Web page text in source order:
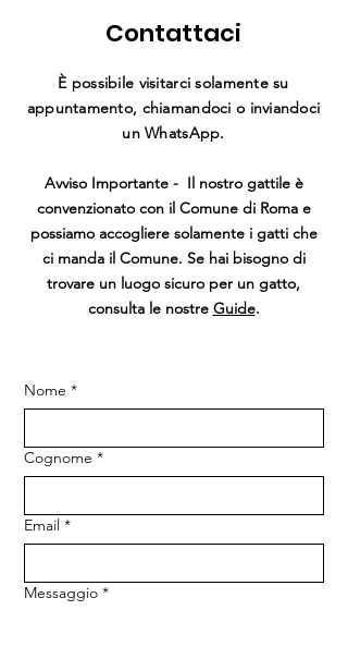
Contattaci
È possibile visitarci solamente su
appuntamento, chiamandoci o inviandoci
un WhatsApp.
Avviso Importante- Il nostro gattile è
convenzionato con il Comune di Roma e
possiamo accogliere solamente i gatti che
ci manda il Comune. Se hai bisogno di
trovare un luogo sicuro per un gatto,
consulta le nostre Guide.
Nome *
Cognome *
Email *
Messaggio *